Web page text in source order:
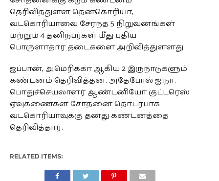
தெரிவித்துள்ள தென்கொரியா,
வடகொரியாவை சேர்ந்த 5 நிறுவனங்கள்
மற்றும் 4 தனிநபர்கள் மீது புதிய
பொருளாதார தடைகளை அறிவித்துள்ளது.
ஜப்பான், அமெரிக்கா ஆகிய 2 இருநாடுகளும்
கண்டனம் தெரிவித்தன. அதேபோல் ஐ.நா.
பொதுச்செயலாளர் ஆண்டனியோ குட்டரெஸ்
ஏவுகணைகள் சோதனை தொடர்பாக
வடகொரியாவுக்கு தனது கண்டனத்தை
தெரிவித்தார்.
RELATED ITEMS: